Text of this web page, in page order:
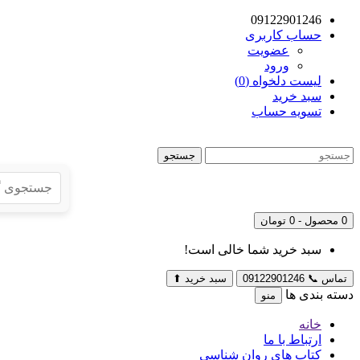
09122901246
حساب کاربری
عضویت
ورود
لیست دلخواه (0)
سبد خرید
تسویه حساب
جستجو
0 محصول - 0 تومان
سبد خرید شما خالی است!
تماس 📞
09122901246 سبد خرید ⬆
دسته بندی ها منو
خانه
ارتباط با ما
کتاب های روان شناسی